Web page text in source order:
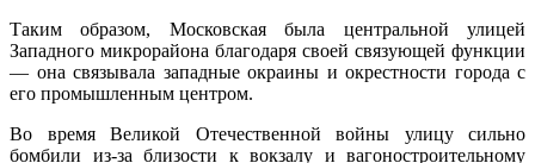
Таким образом, Московская была центральной ули­цей
Западного микрорайона благодаря своей связую­щей функции
— она связывала западные окраины и окрестности города с
его промышленным центром.
Во время Великой Отечественной войны улицу сильно
бомбили из-за близости к вокзалу и вагоно­строительному